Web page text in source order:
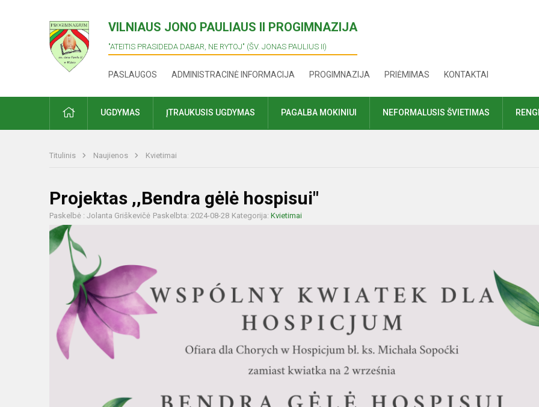
VILNIAUS JONO PAULIAUS II PROGIMNAZIJA
"ATEITIS PRASIDEDA DABAR, NE RYTOJ" (ŠV. JONAS PAULIUS II)
PASLAUGOS ADMINISTRACINĖ INFORMACIJA PROGIMNAZIJA PRIĖMIMAS KONTAKTAI
PRADŽIAUGDYMAS ĮTRAUKUSIS UGDYMAS PAGALBA MOKINIUI NEFORMALUSIS ŠVIETIMAS
Titulinis Naujienos Kvietimai
Projektas ,,Bendra gėlė hospisui"
Paskelbė : Jolanta Griškevičė Paskelbta: 2024-08-28 Kategorija: Kvietimai